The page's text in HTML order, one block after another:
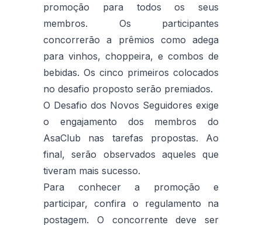
promoção para todos os seus
membros. Os participantes
concorrerão a prêmios como adega
para vinhos, choppeira, e combos de
bebidas. Os cinco primeiros colocados
no desafio proposto serão premiados.
O Desafio dos Novos Seguidores exige
o engajamento dos membros do
AsaClub nas tarefas propostas. Ao
final, serão observados aqueles que
tiveram mais sucesso.
Para conhecer a promoção e
participar, confira o regulamento na
postagem. O concorrente deve ser